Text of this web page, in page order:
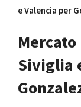
e Valencia per
Siviglia